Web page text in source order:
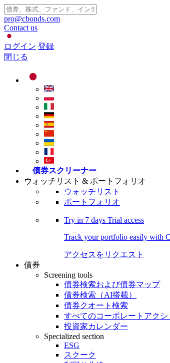
pro@cbonds.com
Contact us
ログイン 登録
閉じる
債券スクリーナー
ウォッチリスト & ポートフォリオ
ウォッチリスト
ポートフォリオ
Try in 7 days Trial access
Track your portfolio easily with
アクセスをリクエスト
債券
Screening tools
債券検索および債券マップ
債券検索（AI搭載）
債券クオート検索
すべてのコーポレートアクシ
投資家カレンダー
Specialized section
ESG
スクーク